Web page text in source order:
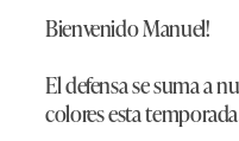
Bienvenido Manuel!
El defensa se suma a
colores esta temporada